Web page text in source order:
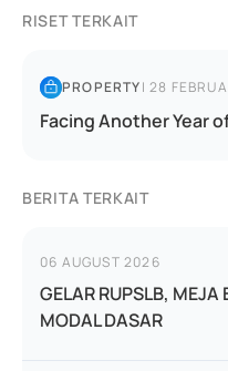
RISET TERKAIT
PROPERTY|28
Facing Another Year
BERITA TERKAIT
06 AUGUST 2026
GELAR RUPSLB,
MODAL DASAR